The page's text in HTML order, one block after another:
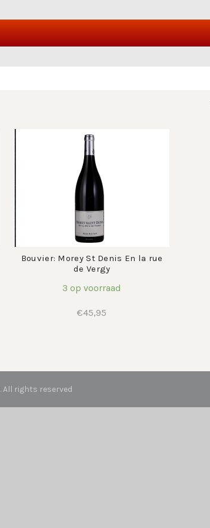
Bouvier: Morey St Denis En la rue
de Vergy
3 op voorraad
€45,95
. All rights reserved